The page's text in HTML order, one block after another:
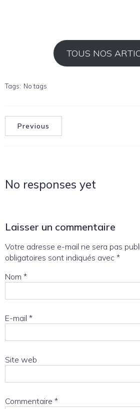
TOUS NOS
Tags: No tags
Previous
No responses yet
Laisser un commentaire
Votre adresse e-mail ne sera pas
obligatoires sont indiqués avec *
Nom *
E-mail *
Site web
Commentaire *